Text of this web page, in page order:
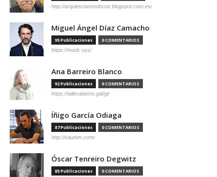
http://arquitectamoslocos.blogspot.com.es/
Miguel Ángel Díaz Camacho
95 Publicaciones 0 COMENTARIOS
https://madc.xyz/
Ana Barreiro Blanco
92 Publicaciones 0 COMENTARIOS
https://tallerabierto.gal/gl/
Íñigo García Odiaga
87 Publicaciones 0 COMENTARIOS
http://vaumm.com/
Óscar Tenreiro Degwitz
85 Publicaciones 0 COMENTARIOS